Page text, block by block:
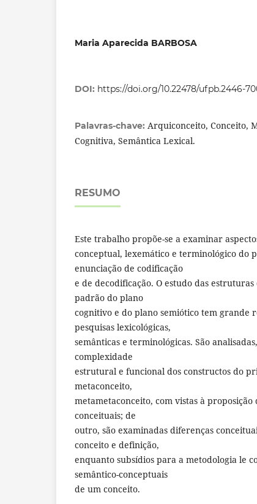
Maria Aparecida BARBOSA
DOI: https://doi.org/10.22478/ufpb.2446-
Palavras-chave: Arquiconceito, Conceito,
Cognitiva, Semântica Lexical.
RESUMO
Este trabalho propõe-se a examinar
conceptual, lexemático e terminológico do
enunciação de codificação
e de decodificação. O estudo das
padrão do plano
cognitivo e do plano semiótico tem grande
pesquisas lexicológicas,
semânticas e terminológicas. São
complexidade
estrutural e funcional dos constructos do
metaconceito,
metametaconceito, com vistas à
conceituais; de
outro, são examinadas diferenças
conceito e definição,
enquanto subsídios para a metodologia le
semântico-conceptuais
de um conceito.